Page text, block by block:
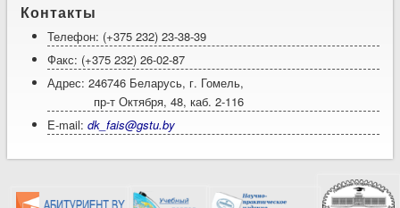
Контакты
Телефон: (+375 232) 23-38-39
Факс: (+375 232) 26-02-87
Адрес: 246746 Беларусь, г. Гомель,
пр-т Октября, 48, каб. 2-116
E-mail:dk_fais@gstu.by